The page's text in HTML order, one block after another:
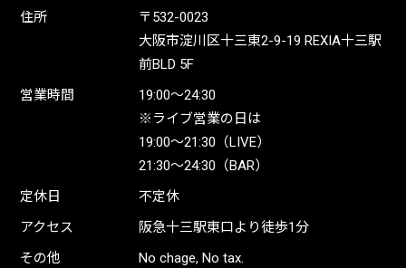
住所
〒532-0023
大阪市淀川区十三東2-9-19 REXIA十三駅
前BLD 5F
営業時間
19:00〜24:30
※ライブ営業の日は
19:00〜21:30（LIVE）
21:30〜24:30（BAR）
定休日
不定休
アクセス
阪急十三駅東口より徒歩1分
その他
No chage, No tax.